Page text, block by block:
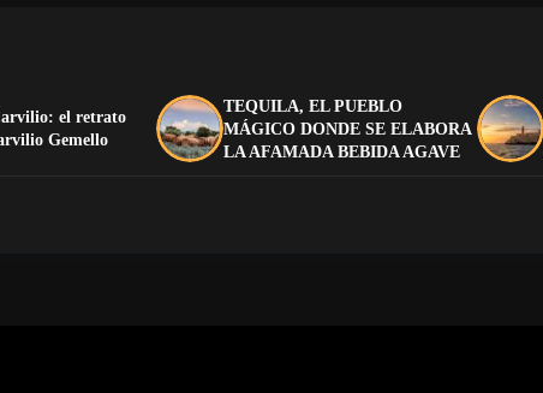
el retrato
Gemello
TEQUILA, EL PUEBLO
MÁGICO DONDE SE ELABORA
LA AFAMADA BEBIDA AGAVE